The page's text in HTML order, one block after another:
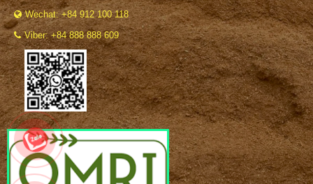
Wechat: +84 912 100 118
Viber: +84 888 888 609